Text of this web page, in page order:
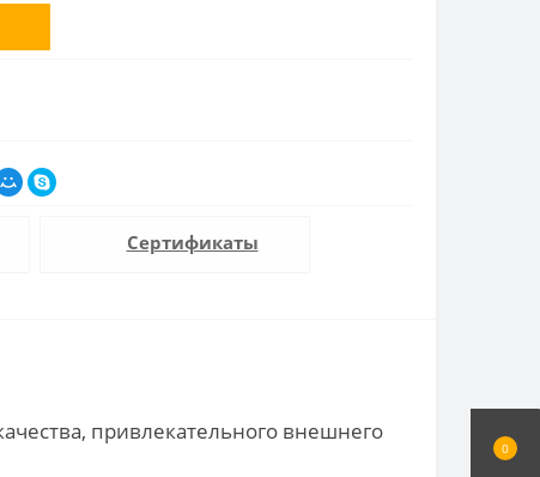
0
Сертификаты
привлекательного внешнего